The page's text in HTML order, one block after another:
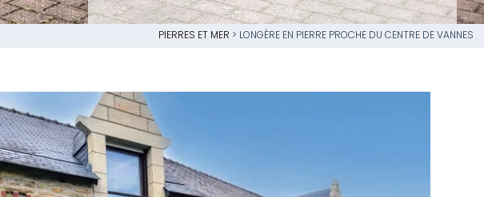
PIERRES ET MER > LONGÈRE EN PIERRE PROCHE DU CENTRE DE VANNES